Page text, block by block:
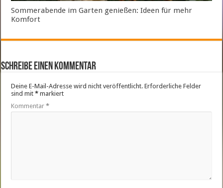
Sommerabende im Garten genießen: Ideen für mehr
Komfort
Schreibe einen Kommentar
Deine E-Mail-Adresse wird nicht veröffentlicht. Erforderliche Felder
sind mit* markiert
Kommentar*